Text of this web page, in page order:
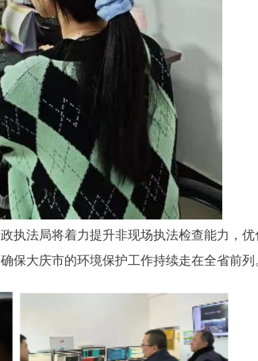
执法局将着力提升非现场执法检查能力，
保大庆市的环境保护工作持续走在全省前列